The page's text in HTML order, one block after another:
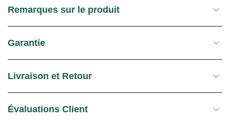
Remarques sur le produit
Garantie
Livraison et Retour
Évaluations Client